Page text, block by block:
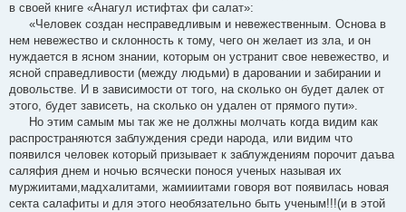
в своей книге «Анагул истифтах фи салат»:
«Человек создан несправедливым и невежественным. Основа в
нем невежество и склонность к тому, чего он желает из зла, и он
нуждается в ясном знании, которым он устранит свое невежество, и
ясной справедливости (между людьми) в даровании и забирании и
довольстве. И в зависимости от того, на сколько он будет далек от
этого, будет зависеть, на сколько он удален от прямого пути».
Но этим самым мы так же не должны молчать когда видим как
распространяются заблуждения среди народа, или видим что
появился человек который призывает к заблуждениям порочит даъва
саляфия днем и ночью всячески понося ученых называя их
муржиитами,мадхалитами, жамииитами говоря вот появилась новая
секта салафиты и для этого необязательно быть ученым!!!(и в этой